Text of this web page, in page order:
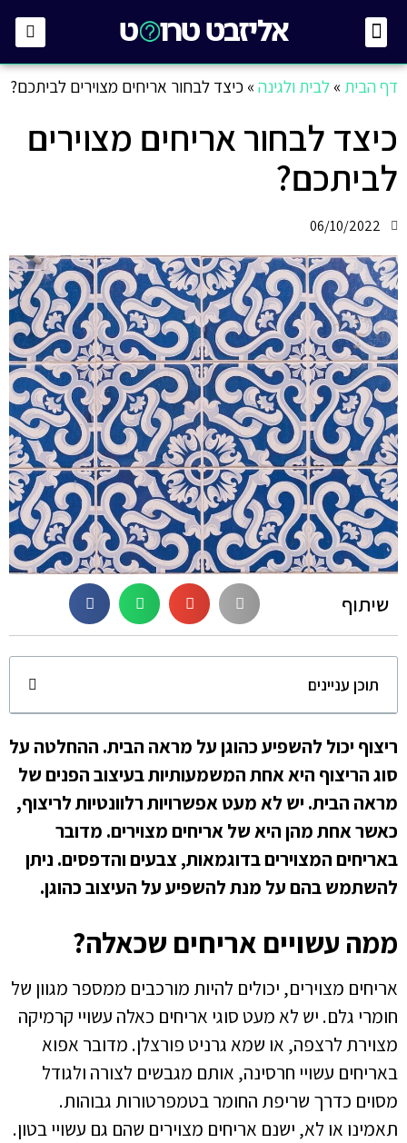
דף הבית » לבית ולגינה » כיצד לבחור אריחים מצוירים לביתכם?
כיצד לבחור אריחים מצוירים
לביתכם?
06/10/2022
שיתוף
תוכן עניינים
ריצוף יכול להשפיע כהוגן על מראה הבית. ההחלטה על
סוג הריצוף היא אחת המשמעותיות בעיצוב הפנים של
מראה הבית. יש לא מעט אפשרויות רלוונטיות לריצוף,
כאשר אחת מהן היא של אריחים מצוירים. מדובר
באריחים המצוירים בדוגמאות, צבעים והדפסים. ניתן
להשתמש בהם על מנת להשפיע על העיצוב כהוגן.
ממה עשויים אריחים שכאלה?
אריחים מצוירים, יכולים להיות מורכבים ממספר מגוון של
חומרי גלם. יש לא מעט סוגי אריחים כאלה עשויי קרמיקה
מצוירת לרצפה, או שמא גרניט פורצלן. מדובר אפוא
באריחים עשויי חרסינה, אותם מגבשים לצורה ולגודל
מסוים כדרך שריפת החומר בטמפרטורות גבוהות.
תאמינו או לא, ישנם אריחים מצוירים שהם גם עשויי בטון.